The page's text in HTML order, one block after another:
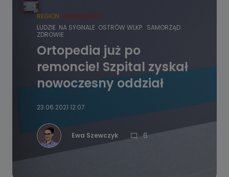
REGION WIADOMOŚCI
LUDZIE NA SYGNALE OSTRÓW WLKP. SAMORZĄD
ZDROWIE
Ortopedia już po
remoncie! Szpital zyskał
nowoczesny oddział
23.06.2021 12:07
Ewa Szewczyk 6